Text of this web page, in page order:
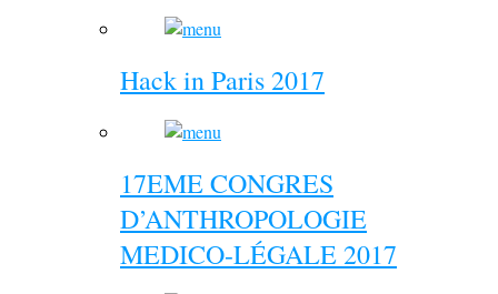
Hack in Paris 2017
17EME CONGRES
D’ANTHROPOLOGIE
MEDICO-LÉGALE 2017